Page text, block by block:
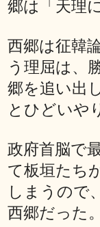
郷は「天理
西郷は征韓
う理屈は、
郷を追い出
とひどいや
政府首脳で
て板垣たち
しまうので
西郷だった